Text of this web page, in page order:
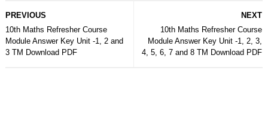
NEXT
10th Maths Refresher Course
Module Answer Key Unit -1, 2, 3,
4, 5, 6, 7 and 8 TM Download PDF
PREVIOUS
10th Maths Refresher Course
Module Answer Key Unit -1, 2 and
3 TM Download PDF